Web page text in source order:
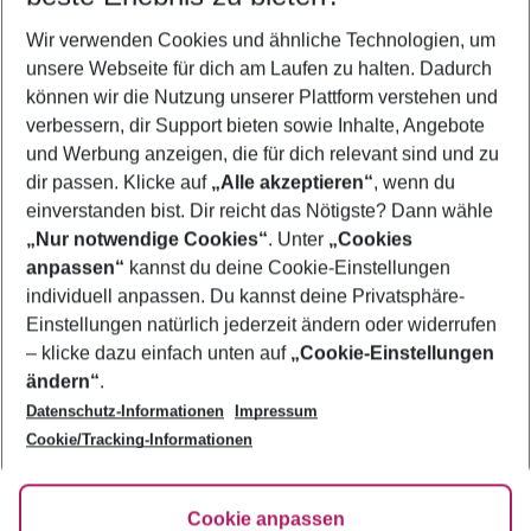
2 Erwachsene Keine Kinder
Mehr Filter anzeigen
Footer
Footer navigation
Über uns
AGB
Bestpreisgarantie
Cookie-Einstellungen ändern
Cookie-Richtlinie
Agenturbetreuung
Barrierefreies Reisen
FAQ
HanseMerkur Reiseversicherung
Folge uns
Wir verwenden Cookies und ähnliche Technologien, um
unsere Webseite für dich am Laufen zu halten. Dadurch
können wir die Nutzung unserer Plattform verstehen und
verbessern, dir Support bieten sowie Inhalte, Angebote
und Werbung anzeigen, die für dich relevant sind und zu
dir passen. Klicke auf „Alle akzeptieren“, wenn du
einverstanden bist. Dir reicht das Nötigste? Dann wähle
„Nur notwendige Cookies“. Unter „Cookies
anpassen“ kannst du deine Cookie-Einstellungen
individuell anpassen. Du kannst deine Privatsphäre-
Einstellungen natürlich jederzeit ändern oder widerrufen
– klicke dazu einfach unten auf „Cookie-Einstellungen
ändern“.
Datenschutz-Informationen
Impressum
Cookie/Tracking-Informationen
Cookie anpassen